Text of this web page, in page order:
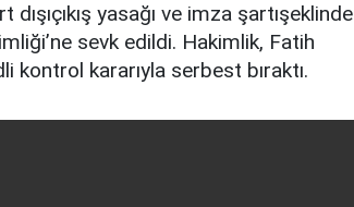
yasağı ve imza şartışeklinde
sevk edildi. Hakimlik, Fatih
kontrol kararıyla serbest bıraktı.